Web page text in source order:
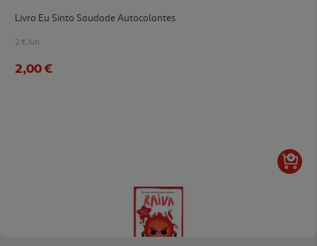
Livro Eu Sinto Saudade Autocolantes
2 €/un
2,00 €